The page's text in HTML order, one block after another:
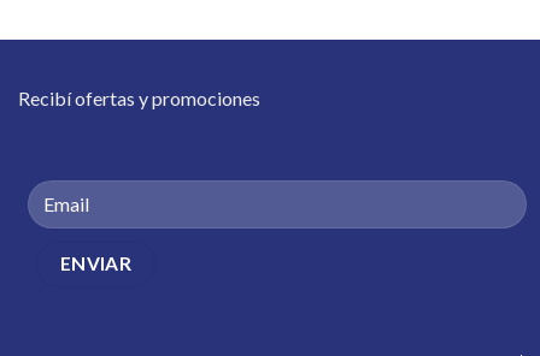
Recibí ofertas y promociones